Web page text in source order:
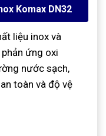
Komax DN32
liệu inox và
ứng oxi
nước sạch,
toàn và độ vệ